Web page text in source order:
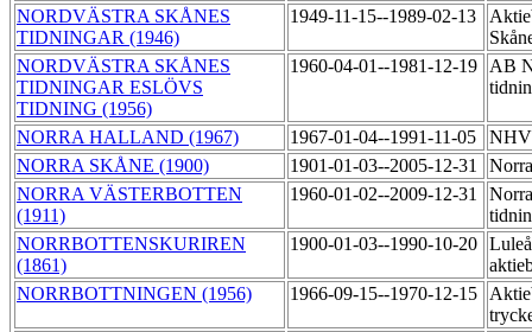
NORDVÄSTRA SKÅNES
TIDNINGAR (1946)
1949-11-15--1989-02-13
NORDVÄSTRA SKÅNES
TIDNINGAR ESLÖVS
TIDNING (1956)
1960-04-01--1981-12-19
AB
NORRA HALLAND (1967) 1967-01-04--1991-11-05
NORRA SKÅNE (1900)
1901-01-03--2005-12-31
NORRA VÄSTERBOTTEN
(1911)
1960-01-02--2009-12-31
NORRBOTTENSKURIREN
(1861)
1900-01-03--1990-10-20
NORRBOTTNINGEN (1956)
1966-09-15--1970-12-15